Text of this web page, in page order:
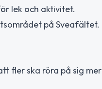
lek och aktivitet.
på Sveafältet.
fler ska röra på sig mer